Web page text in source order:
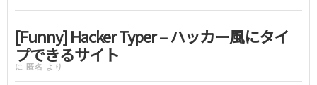
[Funny] Hacker Typer – ハッカー風にタイ
プできるサイト
に 匿名 より